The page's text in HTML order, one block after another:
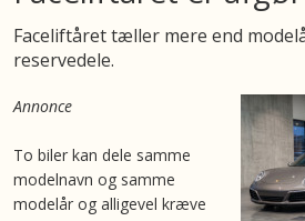
Faceliftåret tæller mere end
reservedele.
Annonce
To biler kan dele samme
modelnavn og samme
modelår og alligevel kræve